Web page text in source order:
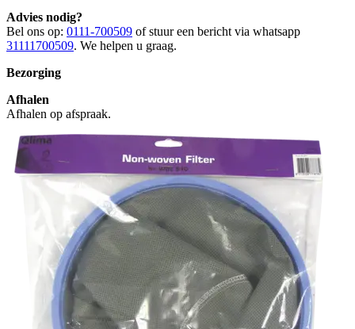
Advies nodig?
Bel ons op: 0111-700509 of stuur een bericht via whatsapp
31111700509. We helpen u graag.
Bezorging
Afhalen
Afhalen op afspraak.